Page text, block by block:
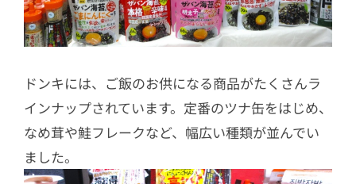
ドンキには、ご飯のお供になる商品がたくさんラ
インナップされています。定番のツナ缶をはじめ、
なめ茸や鮭フレークなど、幅広い種類が並んでい
ました。